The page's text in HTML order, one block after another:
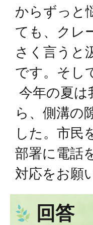
からずっと
ても、クレ
さく言うと
です。そし
今年の夏は
ら、側溝の
した。市民
部署に電話
対応をお願
回答